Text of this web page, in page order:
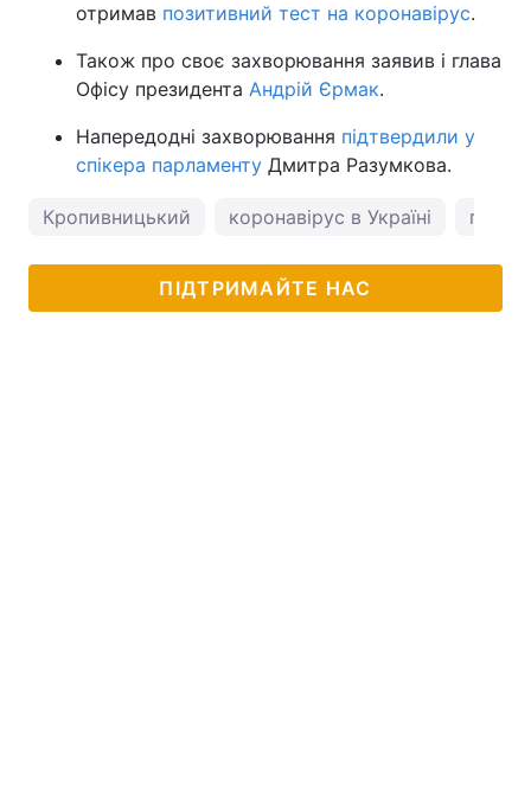
отримав позитивний тест на коронавірус.
Також про своє захворювання заявив і глава
Офісу президента Андрій Єрмак.
Напередодні захворювання підтвердили у
спікера парламенту Дмитра Разумкова.
Кропивницький коронавірус в Україні
ПІДТРИМАЙТЕ НАС